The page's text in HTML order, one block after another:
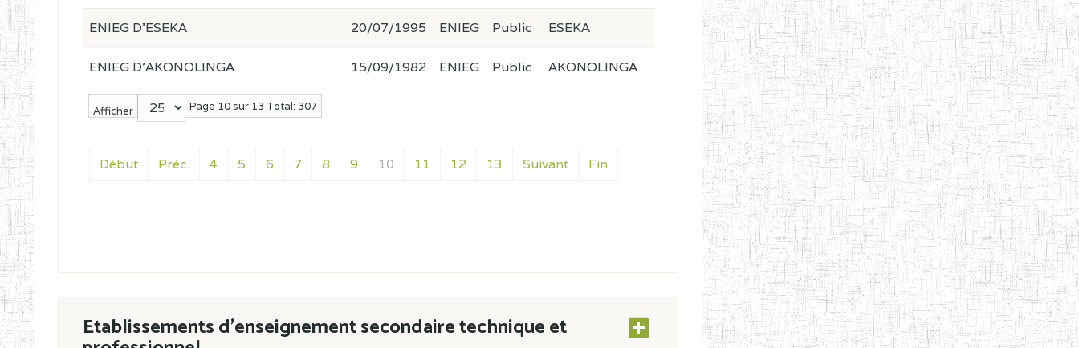
Afficher Page 10 sur 13 Total: 307
Début Préc. 4 5 6 7 8 9 10 11 12 13 Suivant Fin
ENIEG D'ESEKA 20/07/1995 ENIEG Public ESEKA
ENIEG D'AKONOLINGA 15/09/1982 ENIEG Public AKONOLINGA
Etablissements d'enseignement secondaire technique et